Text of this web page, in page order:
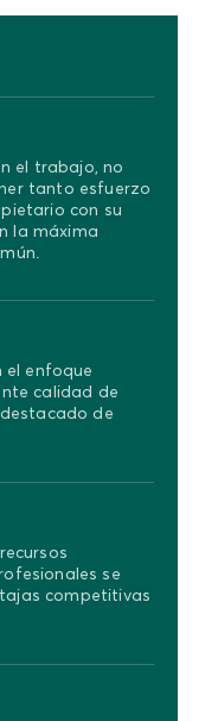
el trabajo, no
tanto esfuerzo
con su
la máxima
el enfoque
calidad de
de
se
competitivas